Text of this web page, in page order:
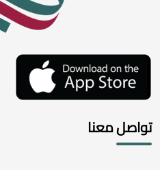
تواصل معنا